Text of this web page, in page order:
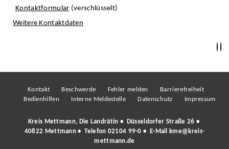
Kontaktformular (verschlüsselt)
Weitere Kontaktdaten
Kontakt Beschwerde Fehler melden
Barrierefreiheit
Bedienhilfen
Interne Meldestelle Datenschutz Impressum
Kreis Mettmann, Die Landrätin • Düsseldorfer Straße 26 •
40822 Mettmann • Telefon 02104 99-0 • E-Mail
kme@kreis-
mettmann.de